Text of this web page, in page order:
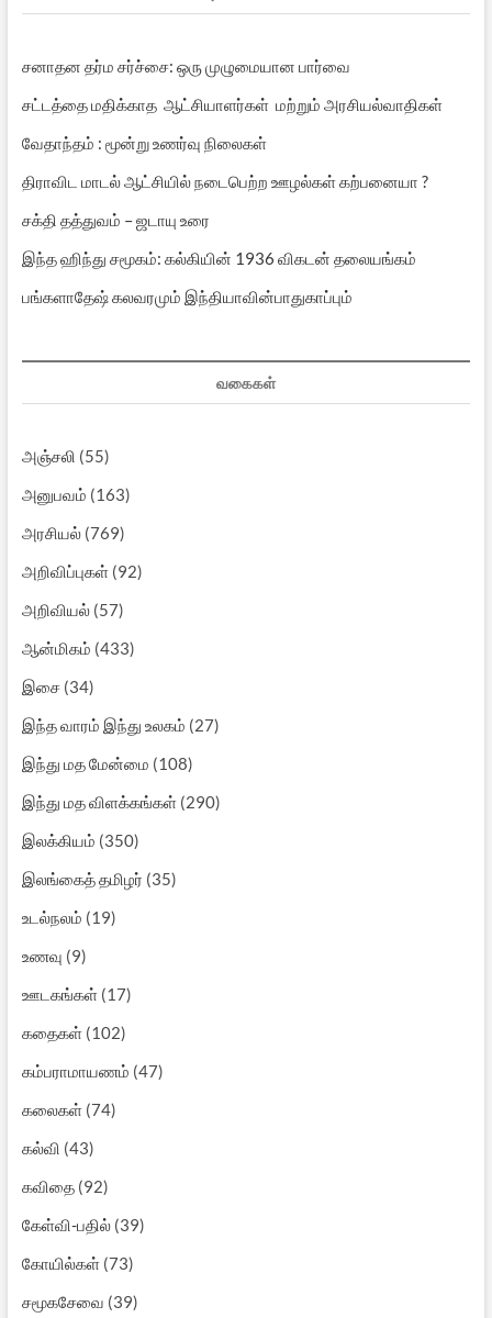
சனாதன தர்ம சர்ச்சை: ஒரு முழுமையான பார்வை
சட்டத்தை மதிக்காத ஆட்சியாளர்கள் மற்றும் அரசியல்வாதிகள்
வேதாந்தம் : மூன்று உணர்வு நிலைகள்
திராவிட மாடல் ஆட்சியில் நடைபெற்ற ஊழல்கள் கற்பனையா ?
சக்தி தத்துவம் – ஜடாயு உரை
இந்த ஹிந்து சமூகம்: கல்கியின் 1936 விகடன் தலையங்கம்
பங்களாதேஷ் கலவரமும் இந்தியாவின்பாதுகாப்பும்
வகைகள்
அஞ்சலி (55)
அனுபவம் (163)
அரசியல்(769)
அறிவிப்புகள்(92)
அறிவியல்(57)
ஆன்மிகம் (433)
இசை(34)
இந்த வாரம் இந்து உலகம் (27)
இந்து மத மேன்மை (108)
இந்து மத விளக்கங்கள்(290)
இலக்கியம் (350)
இலங்கைத் தமிழர் (35)
உடல்நலம் (19)
உணவு (9)
ஊடகங்கள்(17)
கதைகள்(102)
கம்பராமாயணம் (47)
கலைகள்(74)
கல்வி (43)
கவிதை(92)
கேள்வி-பதில்(39)
கோயில்கள்(73)
சமூகசேவை (39)